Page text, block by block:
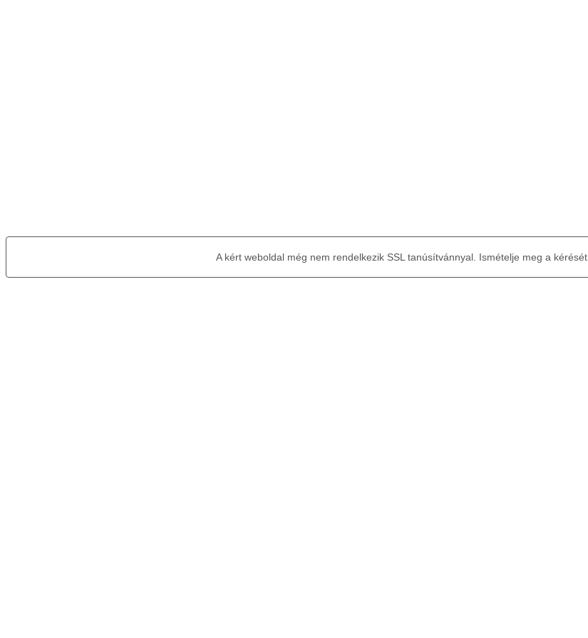
A kért weboldal még nem rendelkezik SSL tanúsítvánnyal. Ismételje meg a kérését